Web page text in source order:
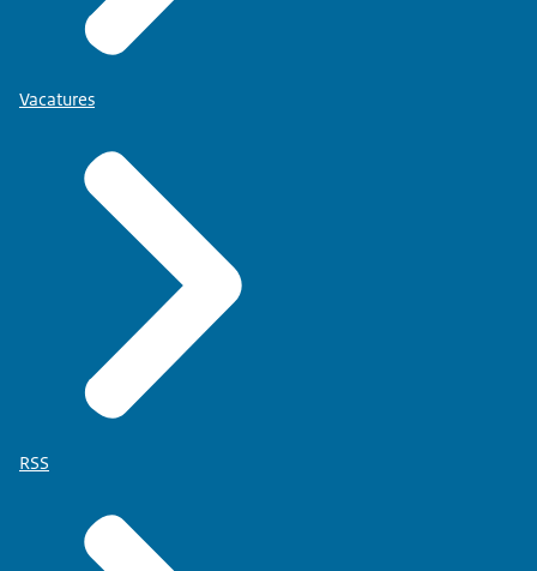
Vacatures
RSS